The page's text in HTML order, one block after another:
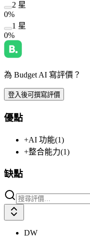
2 星
0%
1 星
0%
為 Budget AI 寫評價？
登入後可撰寫評價
優點
+AI 功能(1)
+整合能力(1)
缺點
DW